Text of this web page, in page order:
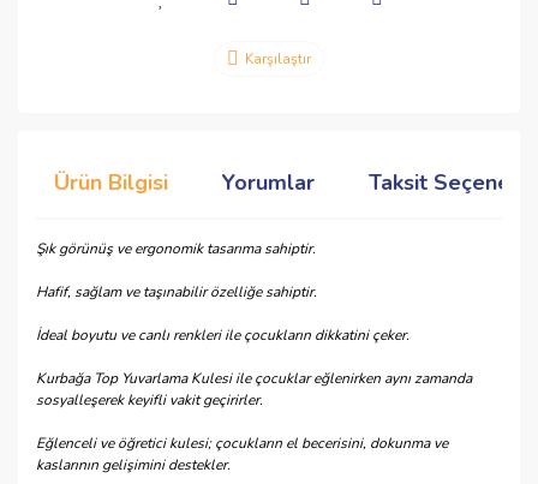
Karşılaştır
Ürün Bilgisi Yorumlar Taksit
Şık görünüş ve ergonomik tasarıma sahiptir.
Hafif, sağlam ve taşınabilir özelliğe sahiptir.
İdeal boyutu ve canlı renkleri ile çocukların dikkatini çeker.
Kurbağa Top Yuvarlama Kulesi ile çocuklar eğlenirken aynı zamanda
sosyalleşerek keyifli vakit geçirirler.
Eğlenceli ve öğretici kulesi; çocukların el becerisini, dokunma ve
kaslarının gelişimini destekler.